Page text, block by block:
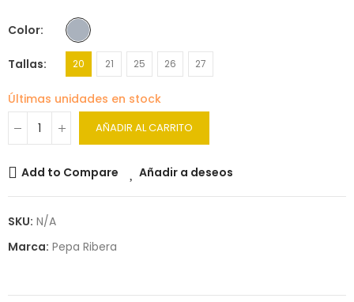
Color
Tallas 20 21 25 26 27
Últimas unidades en stock
AÑADIR AL CARRITO
Add to Compare Añadir a deseos
SKU: N/A
Marca: Pepa Ribera